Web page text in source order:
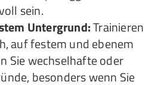
sein.
Untergrund:Trainieren
auf festem und ebenem
Sie wechselhafte oder
besonders wenn Sie